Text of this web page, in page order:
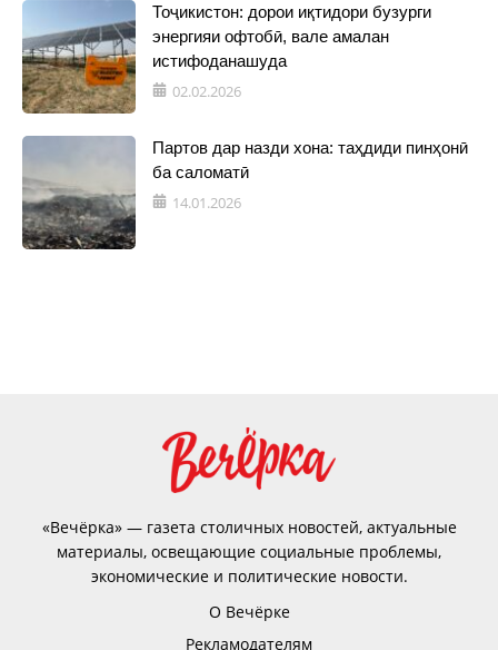
Тоҷикистон: дорои иқтидори бузурги
энергияи офтобӣ, вале амалан
истифоданашуда
02.02.2026
Партов дар назди хона: таҳдиди пинҳонӣ
ба саломатӣ
14.01.2026
«Вечёрка» — газета столичных новостей, актуальные
материалы, освещающие социальные проблемы,
экономические и политические новости.
О Вечёрке
Рекламодателям